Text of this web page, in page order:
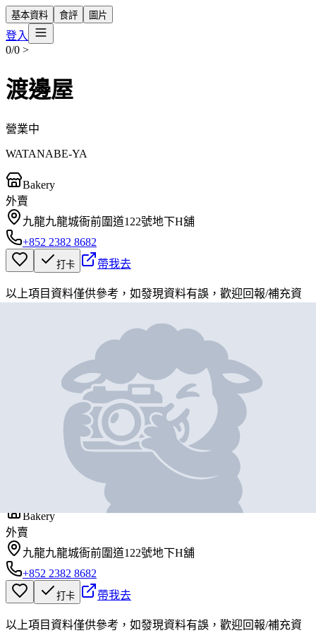
基本資料 食評 圖片
登入
0/0 >
渡邊屋
營業中
WATANABE-YA
Bakery
外賣
九龍九龍城衙前圍道122號地下H舖
+852 2382 8682
打卡 帶我去
以上項目資料僅供參考，如發現資料有誤，歡迎回報/補充資
渡邊屋
Bakery
外賣
九龍九龍城衙前圍道122號地下H舖
+852 2382 8682
打卡 帶我去
以上項目資料僅供參考，如發現資料有誤，歡迎回報/補充資